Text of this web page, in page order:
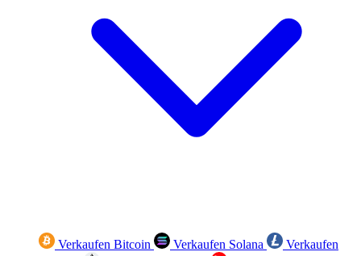
Verkaufen Bitcoin Verkaufen Solana
Verkaufen